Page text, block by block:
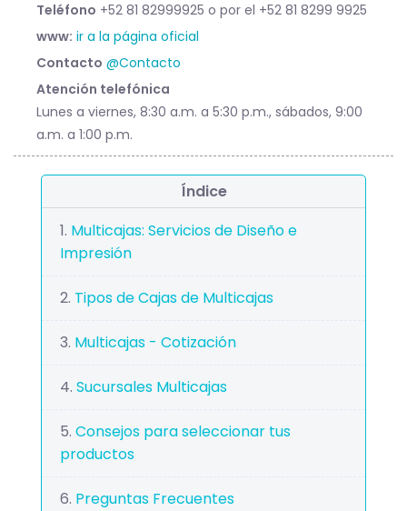
Teléfono +52 81 82999925 o por el +52 81 8299 9925
www: ir a la página oficial
Contacto @Contacto
Atención telefónica
Lunes a viernes, 8:30 a.m. a 5:30 p.m., sábados, 9:00
a.m. a 1:00 p.m.
Índice
Multicajas: Servicios de Diseño e
Impresión
Tipos de Cajas de Multicajas
Multicajas - Cotización
Sucursales Multicajas
Consejos para seleccionar tus
productos
Preguntas Frecuentes